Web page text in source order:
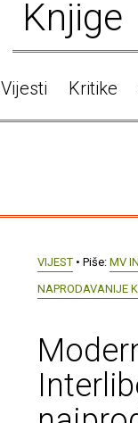
Knjige
Vijesti Kritike
VIJEST • Piše: MV
NAPRODAVANIJE